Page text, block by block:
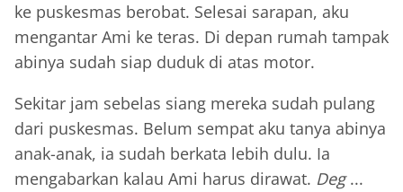
ke puskesmas berobat. Selesai sarapan, aku
mengantar Ami ke teras. Di depan rumah tampak
abinya sudah siap duduk di atas motor.
Sekitar jam sebelas siang mereka sudah pulang
dari puskesmas. Belum sempat aku tanya abinya
anak-anak, ia sudah berkata lebih dulu. Ia
mengabarkan kalau Ami harus dirawat. Deg...